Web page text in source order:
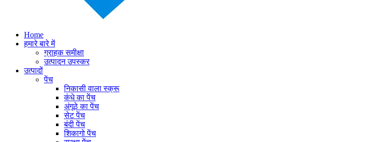
Home
हमारे बारे में
ग्राहक समीक्षा
उत्पादन उपस्कर
उत्पादों
पेंच
निकासी वाला स्क्रू
कंधे का पेंच
अंगूठे का पेंच
सेट पेंच
बंदी पेंच
शिकागो पेंच